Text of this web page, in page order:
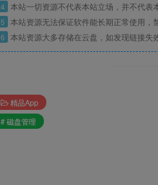
4 本站一切资源不代表本站立场，并不代表
5 本站资源无法保证软件能长期正常使用，
6 本站资源大多存储在云盘，如发现链接失
精品App
# 磁盘管理